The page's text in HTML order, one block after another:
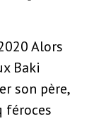
Alors
Baki
son père,
féroces